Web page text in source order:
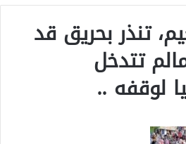
تنذر بحريق قد
تتدخل
لوقفه ..